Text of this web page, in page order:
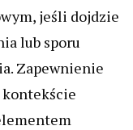
jeśli dojdzie
lub sporu
Zapewnienie